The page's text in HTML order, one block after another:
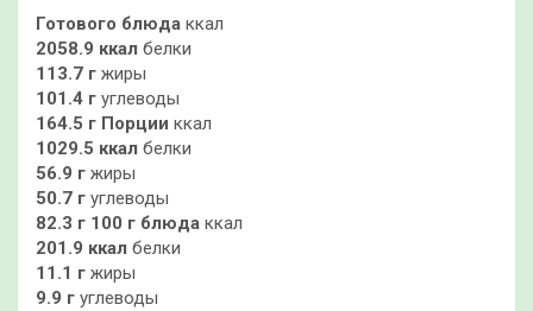
Готового блюда ккал
2058.9 ккал белки
113.7 г жиры
101.4 г углеводы
164.5 г Порции ккал
1029.5 ккал белки
56.9 г жиры
50.7 г углеводы
82.3 г 100 г блюда ккал
201.9 ккал белки
11.1 г жиры
9.9 г углеводы